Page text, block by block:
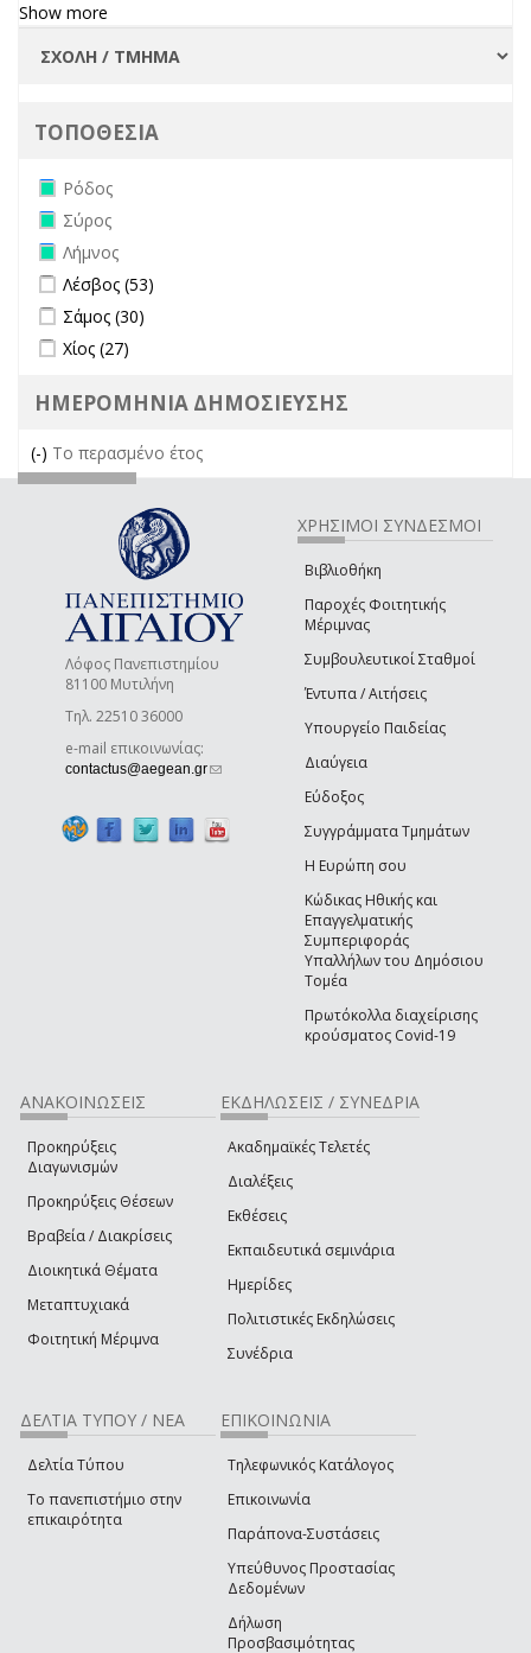
Show more
ΤΟΠΟΘΕΣΙΑ
Remove Ρόδος filter
Ρόδος
Remove Σύρος filter
Σύρος
Remove Λήμνος filter
Λήμνος
Apply Λέσβος filter
Λέσβος (53)
Apply Σάμος filter
Σάμος (30)
Apply Χίος filter
Χίος (27)
ΗΜΕΡΟΜΗΝΙΑ ΔΗΜΟΣΙΕΥΣΗΣ
(-) Remove Το περασμένο έτος filter
Το περασμένο έτος
Λόφος Πανεπιστημίου
81100 Μυτιλήνη
Τηλ. 22510 36000
e-mail επικοινωνίας:
contactus@aegean.gr(link sends e-mail)
ΧΡΗΣΙΜΟΙ ΣΥΝΔΕΣΜΟΙ
Βιβλιοθήκη
Παροχές Φοιτητικής
Μέριμνας
Συμβουλευτικοί Σταθμοί
Έντυπα / Αιτήσεις
Υπουργείο Παιδείας
Διαύγεια
Εύδοξος
Συγγράμματα Τμημάτων
Η Ευρώπη σου
Κώδικας Ηθικής και
Επαγγελματικής
Συμπεριφοράς
Υπαλλήλων του Δημόσιου
Τομέα
Πρωτόκολλα διαχείρισης
κρούσματος Covid-19
ΑΝΑΚΟΙΝΩΣΕΙΣ
Προκηρύξεις
Διαγωνισμών
Προκηρύξεις Θέσεων
Βραβεία / Διακρίσεις
Διοικητικά Θέματα
Μεταπτυχιακά
Φοιτητική Μέριμνα
ΕΚΔΗΛΩΣΕΙΣ / ΣΥΝΕΔΡΙΑ
Ακαδημαϊκές Τελετές
Διαλέξεις
Εκθέσεις
Εκπαιδευτικά σεμινάρια
Ημερίδες
Πολιτιστικές Εκδηλώσεις
Συνέδρια
ΔΕΛΤΙΑ ΤΥΠΟΥ / ΝΕΑ
Δελτία Τύπου
Το πανεπιστήμιο στην
επικαιρότητα
ΕΠΙΚΟΙΝΩΝΙΑ
Τηλεφωνικός Κατάλογος
Επικοινωνία
Παράπονα-Συστάσεις
Υπεύθυνος Προστασίας
Δεδομένων
Δήλωση
Προσβασιμότητας